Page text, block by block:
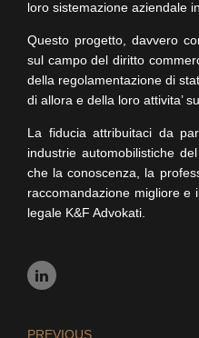
loro sistemazione aziendale
Questo progetto, davvero
sul campo del diritto
della regolamentazione di
di allora e della loro attivita’
La fiducia attribuitaci da
industrie automobilistiche
che la conoscenza, la
raccomandazione migliore e
legale K&F Advokati.
PREVIOUS